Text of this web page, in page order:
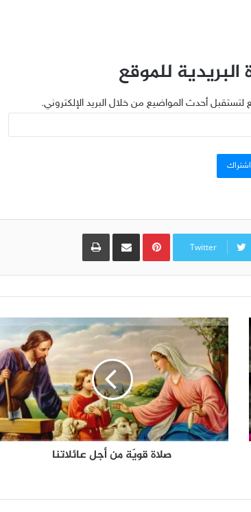
للموقع
أحدث المواضيع من خلال البريد الإلكتروني.
اشتراك
Twitter
Pinterestمشاركة عبر البريد طباعة
صلاة قويّة من أجل عائلاتنا